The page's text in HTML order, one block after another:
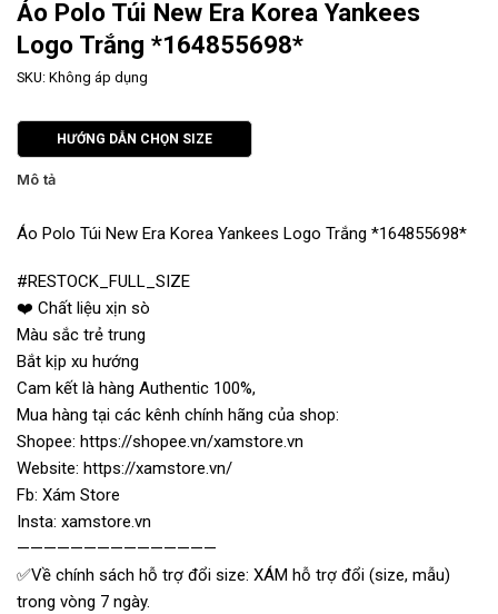
Áo Polo Túi New Era Korea Yankees
Logo Trắng *164855698*
SKU: Không áp dụng
HƯỚNG DẪN CHỌN SIZE
Mô tả
Áo Polo Túi New Era Korea Yankees Logo Trắng *164855698*
#RESTOCK_FULL_SIZE
❤️ Chất liệu xịn sò
Màu sắc trẻ trung
Bắt kịp xu hướng
Cam kết là hàng Authentic 100%,
Mua hàng tại các kênh chính hãng của shop:
Shopee: https://shopee.vn/xamstore.vn
Website: https://xamstore.vn/
Fb: Xám Store
Insta: xamstore.vn
———————————————
✅Về chính sách hỗ trợ đổi size: XÁM hỗ trợ đổi (size, mẫu)
trong vòng 7 ngày.